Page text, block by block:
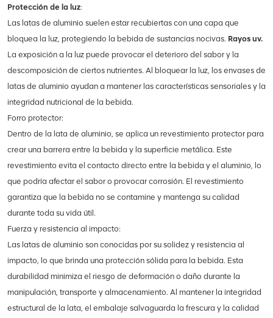
Protección de la luz:
Las latas de aluminio suelen estar recubiertas con una capa que
bloquea la luz, protegiendo la bebida de sustancias nocivas. Rayos uv.
La exposición a la luz puede provocar el deterioro del sabor y la
descomposición de ciertos nutrientes. Al bloquear la luz, los envases de
latas de aluminio ayudan a mantener las características sensoriales y la
integridad nutricional de la bebida.
Forro protector:
Dentro de la lata de aluminio, se aplica un revestimiento protector para
crear una barrera entre la bebida y la superficie metálica. Este
revestimiento evita el contacto directo entre la bebida y el aluminio, lo
que podría afectar el sabor o provocar corrosión. El revestimiento
garantiza que la bebida no se contamine y mantenga su calidad
durante toda su vida útil.
Fuerza y resistencia al impacto:
Las latas de aluminio son conocidas por su solidez y resistencia al
impacto, lo que brinda una protección sólida para la bebida. Esta
durabilidad minimiza el riesgo de deformación o daño durante la
manipulación, transporte y almacenamiento. Al mantener la integridad
estructural de la lata, el embalaje salvaguarda la frescura y la calidad